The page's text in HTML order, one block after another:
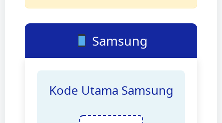
Samsung
Kode Utama Samsung